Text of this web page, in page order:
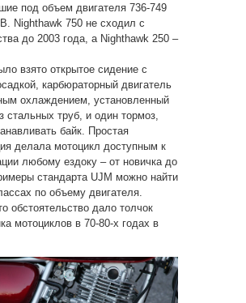
под объем двигателя 736-749
Nighthawk 750 не сходил с
до 2003 года, а Nighthawk 250 –
взято открытое сидение с
карбюраторный двигатель
охлаждением, установленный
стальных труб, и один тормоз,
байк. Простая
делала мотоцикл доступным к
любому ездоку – от новичка до
стандарта UJM можно найти
по объему двигателя.
обстоятельство дало толчок
мотоциклов в 70-80-х годах в